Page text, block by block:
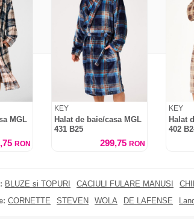
MGL
RON
KEY
Halat de baie/casa MGL
431 B25
299,75 RON
KEY
Halat
402
BLUZE si TOPURI CACIULI FULARE MANUSI
CORNETTE STEVEN WOLA DE LAFENSE